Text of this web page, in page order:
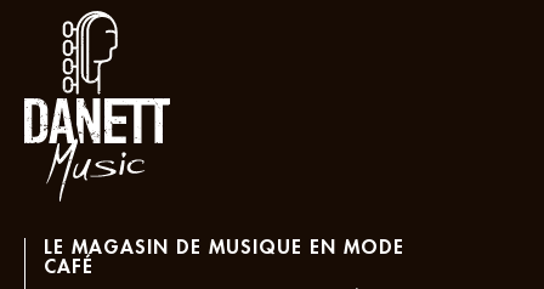
LE MAGASIN DE MUSIQUE EN MODE
CAFÉ